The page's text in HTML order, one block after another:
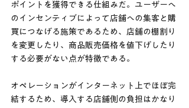
ポイントを獲得できる仕組みだ。ユーザーへ
のインセンティブによって店舗への集客と購
買につなげる施策であるため、店舗の棚割り
を変更したり、商品販売価格を値下げしたり
する必要がない点が特徴である。
オペレーションがインターネット上でほぼ完
結するため、導入する店舗側の負担はかなり